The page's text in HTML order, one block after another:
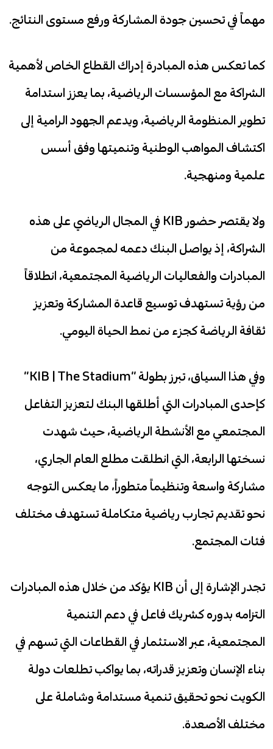
مهماً في تحسين جودة المشاركة ورفع مستوى النتائج.
كما تعكس هذه المبادرة إدراك القطاع الخاص لأهمية
الشراكة مع المؤسسات الرياضية، بما يعزز استدامة
تطوير المنظومة الرياضية، ويدعم الجهود الرامية إلى
اكتشاف المواهب الوطنية وتنميتها وفق أسس
علمية ومنهجية.
ولا يقتصر حضور KIB في المجال الرياضي على هذه
الشراكة، إذ يواصل البنك دعمه لمجموعة من
المبادرات والفعاليات الرياضية المجتمعية، انطلاقاً
من رؤية تستهدف توسيع قاعدة المشاركة وتعزيز
ثقافة الرياضة كجزء من نمط الحياة اليومي.
وفي هذا السياق، تبرز بطولة “KIB | The Stadium”
كإحدى المبادرات التي أطلقها البنك لتعزيز التفاعل
المجتمعي مع الأنشطة الرياضية، حيث شهدت
نسختها الرابعة، التي انطلقت مطلع العام الجاري،
مشاركة واسعة وتنظيماً متطوراً، ما يعكس التوجه
نحو تقديم تجارب رياضية متكاملة تستهدف مختلف
فئات المجتمع.
تجدر الإشارة إلى أن KIB يؤكد من خلال هذه المبادرات
التزامه بدوره كشريك فاعل في دعم التنمية
المجتمعية، عبر الاستثمار في القطاعات التي تسهم في
بناء الإنسان وتعزيز قدراته، بما يواكب تطلعات دولة
الكويت نحو تحقيق تنمية مستدامة وشاملة على
مختلف الأصعدة.